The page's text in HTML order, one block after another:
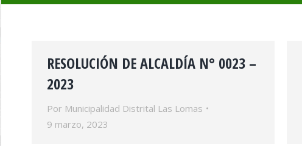
RESOLUCIÓN DE ALCALDÍA N° 0023 –
2023
Por Municipalidad Distrital Las Lomas
9 marzo, 2023